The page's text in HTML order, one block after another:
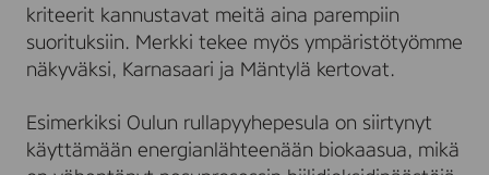
kriteerit kannustavat meitä aina parempiin
suorituksiin. Merkki tekee myös ympäristötyömme
näkyväksi, Karnasaari ja Mäntylä kertovat.
Esimerkiksi Oulun rullapyyhepesula on siirtynyt
käyttämään energianlähteenään biokaasua, mikä